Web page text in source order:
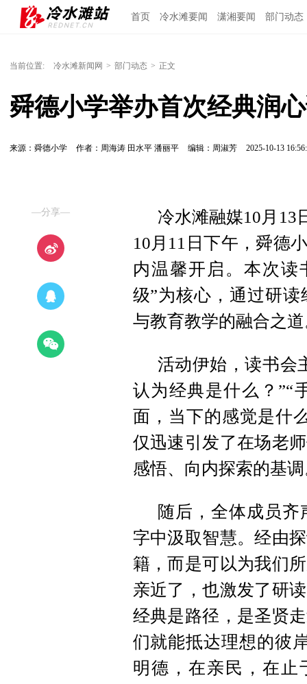
首页 冷水滩要闻 潇湘要闻 部门动态
当前位置: 冷水滩新闻网 > 部门动态 > 正文
舜德小学举办首次经典润
来源：舜德小学 作者：周海涛 田水平 潘丽平 编辑：周淑芳 2025-10-13
—分享—
冷水滩融媒10月13
10月11日下午，舜德
内温馨开启。本次读
级”为核心，通过研
与教育教学的融合之
活动伊始，读书
认为经典是什么？”“
面，当下的感觉是什
仅迅速引发了在场老
感悟、向内探索的基
随后，全体成员
字中汲取智慧。经由
籍，而是可以为我们
亲近了，也激发了研
经典是路径，是圣贤
们就能抵达理想的彼
明德，在亲民，在止